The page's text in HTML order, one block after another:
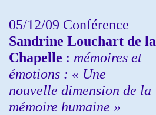
05/12/09 Conférence
Sandrine Louchart de la
Chapelle : mémoires et
émotions : « Une
nouvelle dimension de la
mémoire humaine »